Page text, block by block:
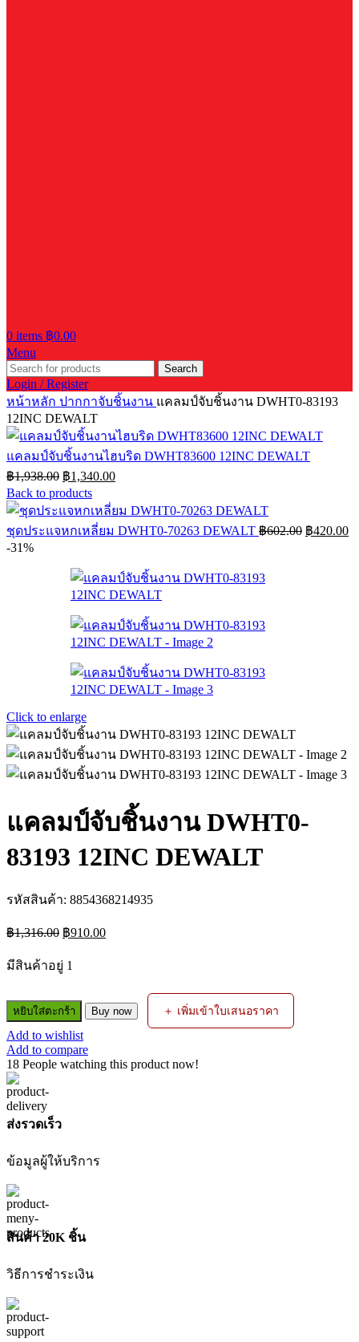
0 items ฿0.00
Menu
Search
Login / Register
หน้าหลัก ปากกาจับชิ้นงาน แคลมป์จับชิ้นงาน DWHT0-83193
12INC DEWALT
แคลมป์จับชิ้นงานไฮบริด DWHT83600 12INC DEWALT
฿1,938.00 Original
price
was:
฿1,938.00.
฿1,340.00Current
price
฿1,340.00.
Back to products
ชุดประแจหกเหลี่ยม DWHT0-70263 DEWALT ฿602.00 Original
price
฿420.00
-31%
Click to enlarge
แคลมป์จับชิ้นงาน DWHT0-
83193 12INC DEWALT
รหัสสินค้า: 8854368214935
฿1,316.00 Original
price
was:
฿1,316.00.
฿910.00Current
price
มีสินค้าอยู่ 1
จำนวน
แค
ลมป์
จับ
ชิ้น
งาน
DWHT0-
83193
DEWALT
หยิบใส่ตะกร้า Buy now ＋ เพิ่มเข้าใบเสนอราคา
Add to wishlist
Add to compare
18 People watching this product now!
ส่งรวดเร็ว
ข้อมูลผู้ให้บริการ
สินค้า 20K ชิ้น
วิธีการชำระเงิน